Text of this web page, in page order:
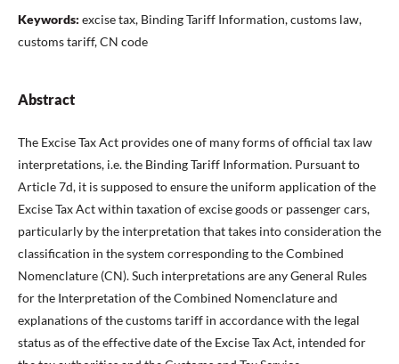
Keywords: excise tax, Binding Tariff Information, customs law,
customs tariff, CN code
Abstract
The Excise Tax Act provides one of many forms of official tax law
interpretations, i.e. the Binding Tariff Information. Pursuant to
Article 7d, it is supposed to ensure the uniform application of the
Excise Tax Act within taxation of excise goods or passenger cars,
particularly by the interpretation that takes into consideration the
classification in the system corresponding to the Combined
Nomenclature (CN). Such interpretations are any General Rules
for the Interpretation of the Combined Nomenclature and
explanations of the customs tariff in accordance with the legal
status as of the effective date of the Excise Tax Act, intended for